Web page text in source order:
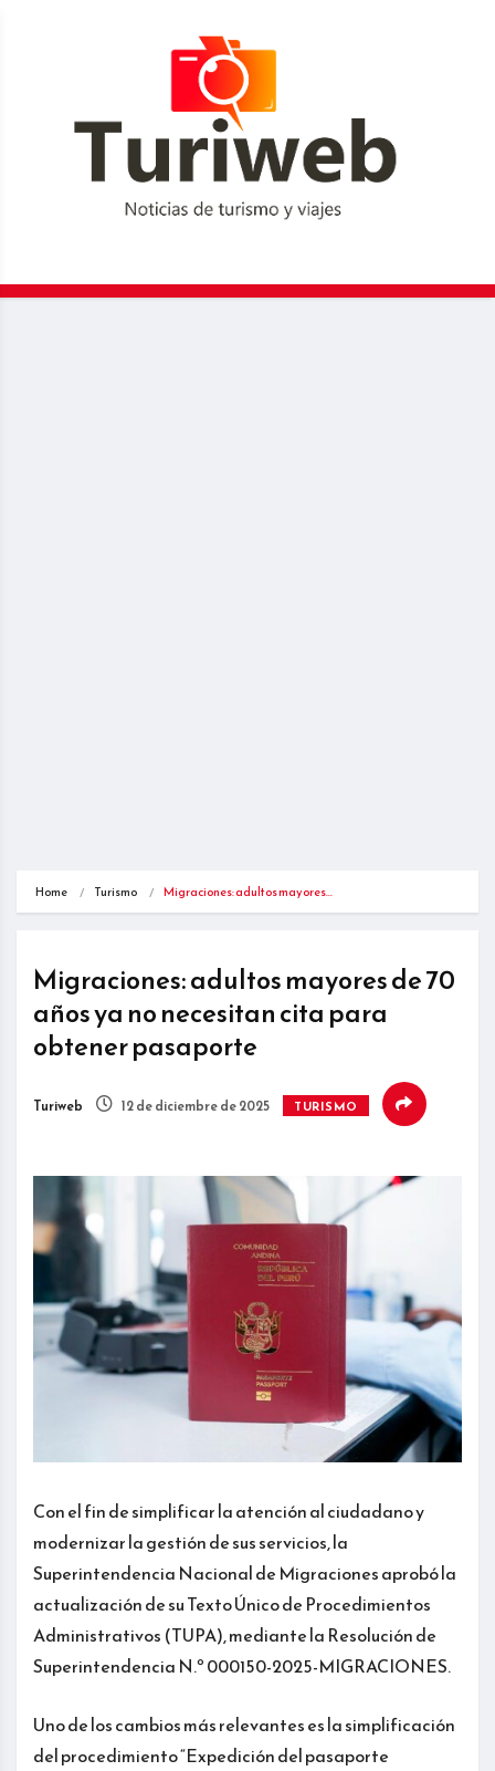
Home Turismo Migraciones: adultos mayores…
Migraciones: adultos mayores de 70
años ya no necesitan cita para
obtener pasaporte
Turiweb 12 de diciembre de 2025 TURISMO
Con el fin de simplificar la atención al ciudadano y
modernizar la gestión de sus servicios, la
Superintendencia Nacional de Migraciones aprobó la
actualización de su Texto Único de Procedimientos
Administrativos (TUPA), mediante la Resolución de
Superintendencia N.º 000150-2025-MIGRACIONES.
Uno de los cambios más relevantes es la simplificación
del procedimiento “Expedición del pasaporte